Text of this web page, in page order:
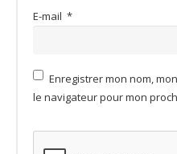
E-mail *
Enregistrer mon nom,
le navigateur pour mon